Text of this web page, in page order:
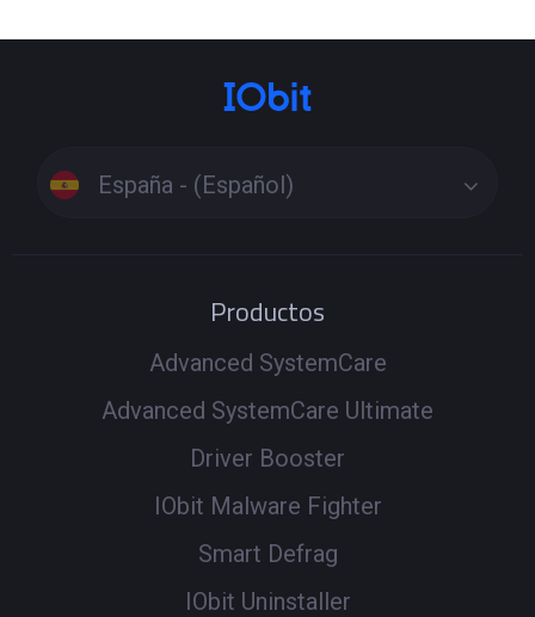
todos los controladores relacionados y asegurarte de
España - (Español)
Productos
Advanced SystemCare
Advanced SystemCare Ultimate
Driver Booster
IObit Malware Fighter
Smart Defrag
IObit Uninstaller